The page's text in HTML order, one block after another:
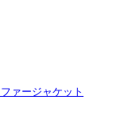
ァージャケット